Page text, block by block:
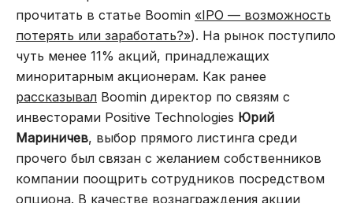
прочитать в статье Boomin «IPO — возможность
потерять или заработать?»). На рынок поступило
чуть менее 11% акций, принадлежащих
миноритарным акционерам. Как ранее
рассказывал Boomin директор по связям с
инвесторами Positive Technologies Юрий
Мариничев, выбор прямого листинга среди
прочего был связан с желанием собственников
компании поощрить сотрудников посредством
опциона. В качестве вознаграждения акции